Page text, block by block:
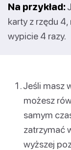
Na przykład:
karty z rzędu
wypicie 4 razy.
Jeśli masz
możesz
samym
zatrzymać
wyższej